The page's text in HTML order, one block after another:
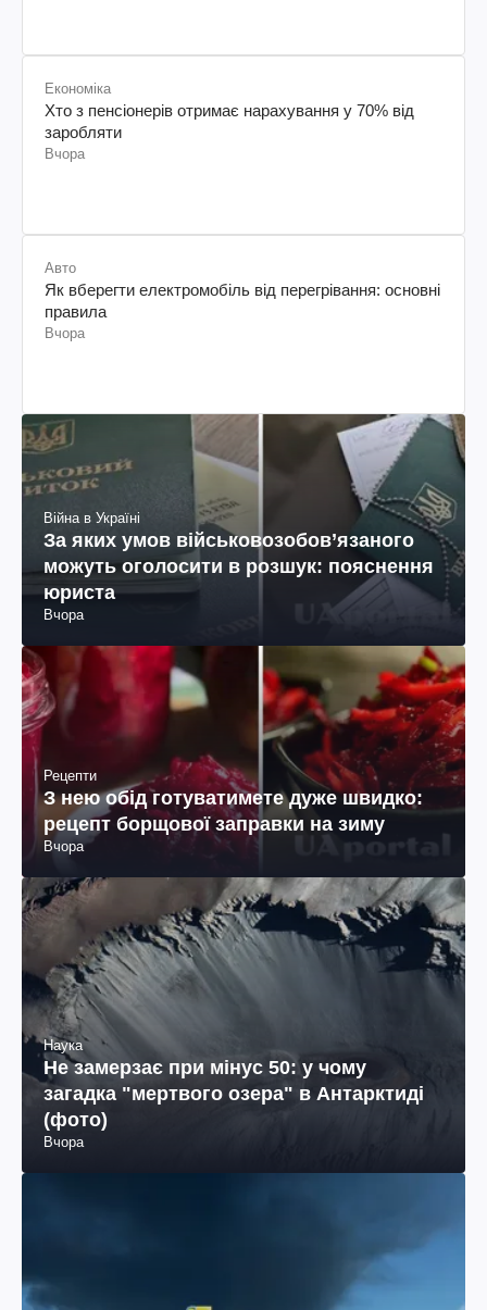
Економіка
Хто з пенсіонерів отримає нарахування у 70% від
заробляти
Вчора
Авто
Як вберегти електромобіль від перегрівання: основні
правила
Вчора
Війна в Україні
За яких умов військовозобов’язаного
можуть оголосити в розшук: пояснення
юриста
Вчора
Рецепти
З нею обід готуватимете дуже швидко:
рецепт борщової заправки на зиму
Вчора
Наука
Не замерзає при мінус 50: у чому
загадка "мертвого озера" в Антарктиді
(фото)
Вчора